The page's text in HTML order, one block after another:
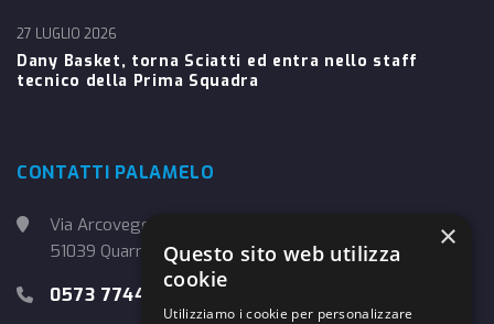
Dany Basket, torna Sciatti ed entra nello staff
tecnico della Prima Squadra
27 LUGLIO 2026
CONTATTI PALAMELO
Via Arcoveggio, 4
51039 Quarrata (PT)
0573 774457
×
Questo sito web utilizza
cookie
Utilizziamo i cookie per personalizzare